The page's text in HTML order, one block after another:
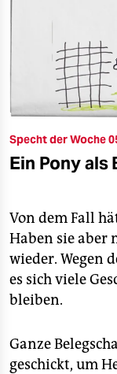
Specht der Woche
Ein Pony
Von dem Fall
Haben sie aber
wieder. Wegen
es sich viele
bleiben.
Ganze
geschickt, um